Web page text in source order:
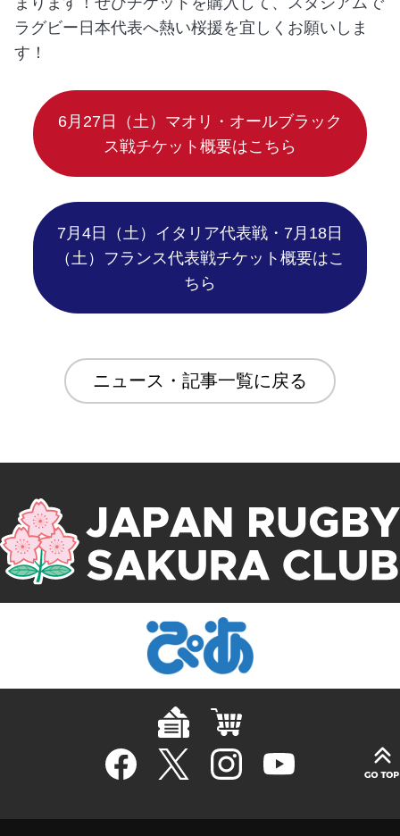
ラグビー日本代表へ熱い桜援を宜しくお願いしま
す！
6月27日（土）マオリ・オールブラック
ス戦チケット概要はこちら
7月4日（土）イタリア代表戦・7月18日
（土）フランス代表戦チケット概要はこ
ちら
ニュース・記事一覧に戻る